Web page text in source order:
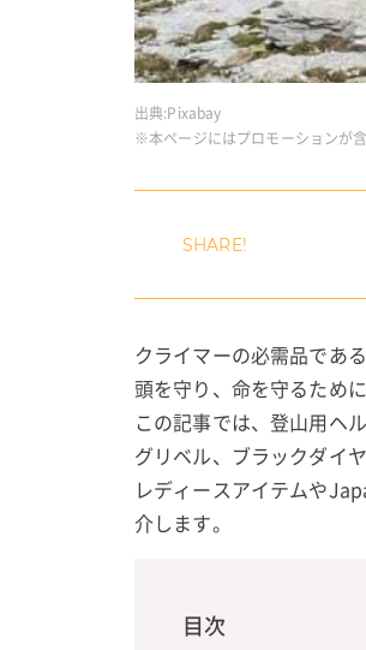
出典:Pixabay
※本ページにはプロモーションが
クライマーの必需品であ
頭を守り、命を守るため
この記事では、登山用ヘ
グリベル、ブラックダイ
レディースアイテムや
介します。
目次